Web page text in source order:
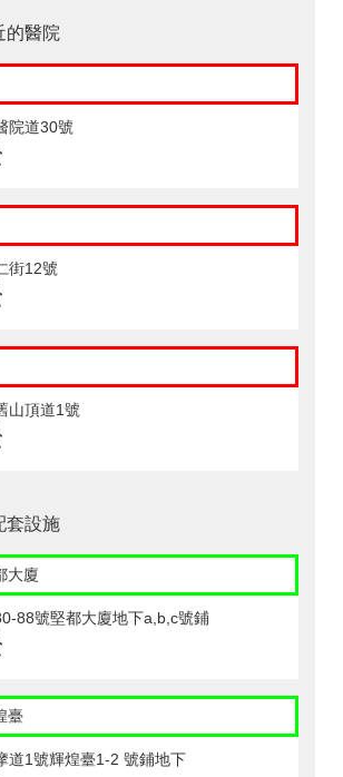
的醫院
院道30號
街12號
山頂道1號
套設施
大廈
88號堅都大廈地下a,b,c號鋪
臺
道1號輝煌臺1-2 號鋪地下